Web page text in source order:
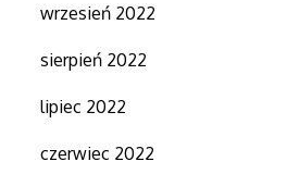
wrzesień 2022
sierpień 2022
lipiec 2022
czerwiec 2022